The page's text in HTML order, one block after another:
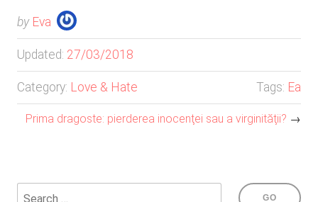
by Eva
Updated: 27/03/2018
Category: Love & Hate Tags: Ea
Prima dragoste: pierderea inocenţei sau a virginităţii? →